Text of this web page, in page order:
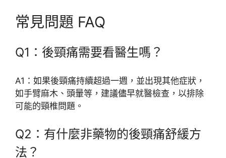
常見問題 FAQ
Q1：後頸痛需要看醫生嗎？
A1：如果後頸痛持續超過一週，並出現其他症狀，
如手臂麻木、頭暈等，建議儘早就醫檢查，以排除
可能的頸椎問題。
Q2：有什麼非藥物的後頸痛舒緩方
法？